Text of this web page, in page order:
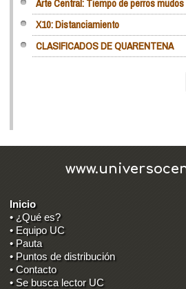
X10: Distanciamiento
CLASIFICADOS DE QUARENTENA
Inicio
• ¿Qué es?
• Equipo UC
• Pauta
• Puntos de distribución
• Contacto
• Se busca lector UC